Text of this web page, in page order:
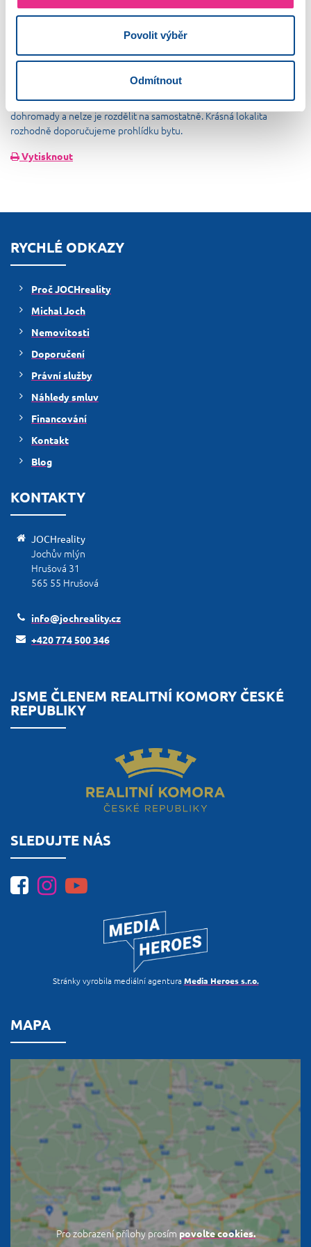
Povolit výběr
Odmítnout
jídelnou a malým gaučem. Po pravé ruce nalezneme prostor
využívaný jako obývací pokoj (zde můžeme jít na velký balkon).
Potom už je poslední pokoj, využívaný jako ložnice. Velkou výhodou
bytových jednotek je parkování pod domem vyhrazené pro majitele
1637,-, elektřina cca 2000,- (zálohy na energie jsou vyšší z důvodu
velkého počtu uživatelů bytů). Tyto náklady se platí za oba byty
dohromady a nelze je rozdělit na samostatně. Krásná lokalita
rozhodně doporučujeme prohlídku bytu.
Vytisknout
RYCHLÉ ODKAZY
Proč JOCHreality
Michal Joch
Nemovitosti
Doporučení
Právní služby
Náhledy smluv
Financování
Kontakt
Blog
KONTAKTY
JOCHreality
Jochův mlýn
Hrušová 31
565 55 Hrušová
info@jochreality.cz
+420 774 500 346
JSME ČLENEM REALITNÍ KOMORY ČESKÉ
REPUBLIKY
SLEDUJTE NÁS
Stránky vyrobila mediální agenturaMedia Heroes s.r.o.
MAPA
Pro zobrazení přílohy prosím povolte cookies.